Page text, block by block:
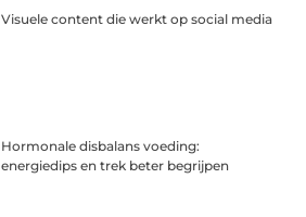
Visuele content die werkt op social media
Hormonale disbalans voeding:
energiedips en trek beter begrijpen